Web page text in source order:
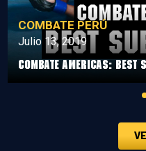
COMBATE PERÚ
Julio 13, 2019
Combate Americas: Best